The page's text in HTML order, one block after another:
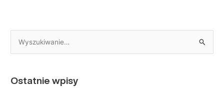
z
k
Ostatnie wpisy